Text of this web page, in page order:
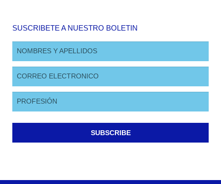
SUSCRIBETE A NUESTRO BOLETIN
SUBSCRIBE